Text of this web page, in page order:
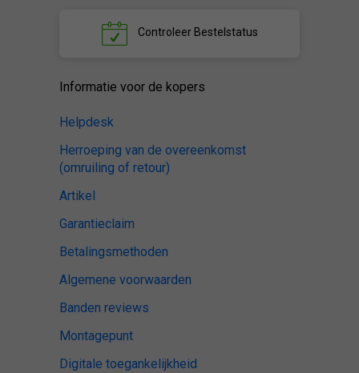
ControleerBestelstatus
Informatie voor de kopers
Helpdesk
Herroeping van de overeenkomst
(omruiling of retour)
Artikel
Garantieclaim
Betalingsmethoden
Algemene voorwaarden
Banden reviews
Montagepunt
Digitale toegankelijkheid